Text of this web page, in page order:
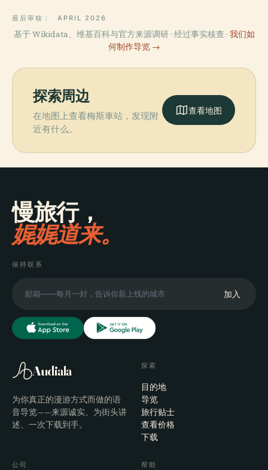
最后审核： APRIL 2026
基于 Wikidata、维基百科与官方来源调研 · 经过事实核查 · 我们如
何制作导览 →
探索周边
在地图上查看梅斯車站，发现附
近有什么。
查看地图
慢旅行，
娓娓道来。
保持联系
加入
Audiala
为你真正的漫游方式而做的语
音导览——来源诚实、为街头讲
述、一次下载到手。
探索
目的地
导览
旅行贴士
查看价格
下载
公司 帮助